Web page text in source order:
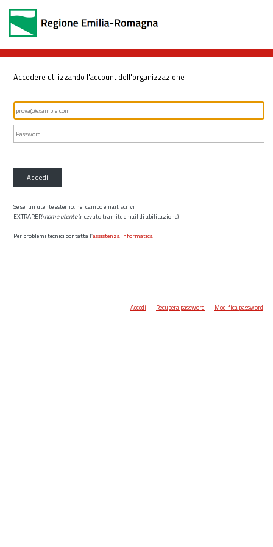
Accedere utilizzando l'account dell'organizzazione
Accedi
Se sei un utente esterno, nel campo email, scrivi
EXTRARER\nome utente(ricevuto tramite email di abilitazione)
Per problemi tecnici contatta l’assistenza informatica.
Accedi Recupera password Modifica password